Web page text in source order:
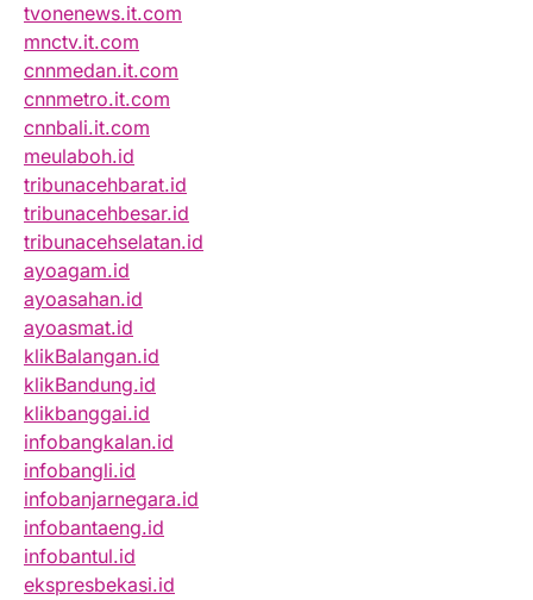
tvonenews.it.com
mnctv.it.com
cnnmedan.it.com
cnnmetro.it.com
cnnbali.it.com
meulaboh.id
tribunacehbarat.id
tribunacehbesar.id
tribunacehselatan.id
ayoagam.id
ayoasahan.id
ayoasmat.id
klikBalangan.id
klikBandung.id
klikbanggai.id
infobangkalan.id
infobangli.id
infobanjarnegara.id
infobantaeng.id
infobantul.id
ekspresbekasi.id